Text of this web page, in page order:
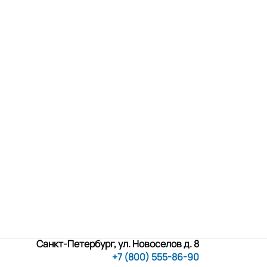
Санкт-Петербург, ул. Новоселов д. 8
+7 (800) 555-86-90